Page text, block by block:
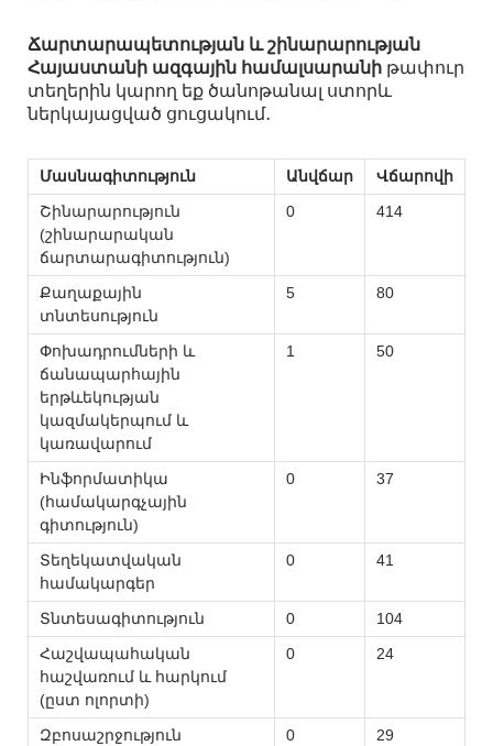
Ճարտարապետության և շինարարության
Հայաստանի ազգային համալսարանի թափուր
տեղերին կարող եք ծանոթանալ ստորև
ներկայացված ցուցակում․
Մասնագիտություն Անվճար
Վճարովի
Շինարարություն
(շինարարական
ճարտարագիտություն)
0 414
Քաղաքային
տնտեսություն
5 80
Փոխադրումների և
ճանապարհային
երթևեկության
կազմակերպում և
կառավարում
1 50
Ինֆորմատիկա
(համակարգչային
գիտություն)
0 37
Տեղեկատվական
համակարգեր
0 41
Տնտեսագիտություն 0
104
Հաշվապահական
հաշվառում և հարկում
(ըստ ոլորտի)
0 24
Զբոսաշրջություն 0
29